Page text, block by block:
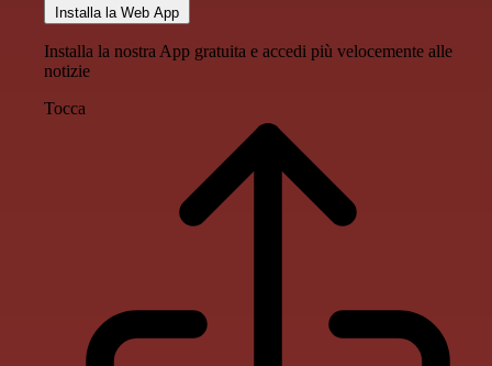
Installa la Web App
Installa la nostra App gratuita e accedi più velocemente alle
notizie
Tocca